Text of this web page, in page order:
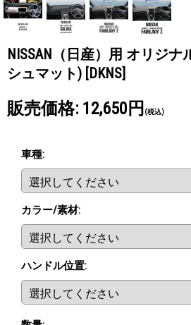
NISSAN（日産）用 オリジナ
シュマット) [DKNS]
販売価格: 12,650円 (税込)
車種:
カラー/素材:
ハンドル位置: